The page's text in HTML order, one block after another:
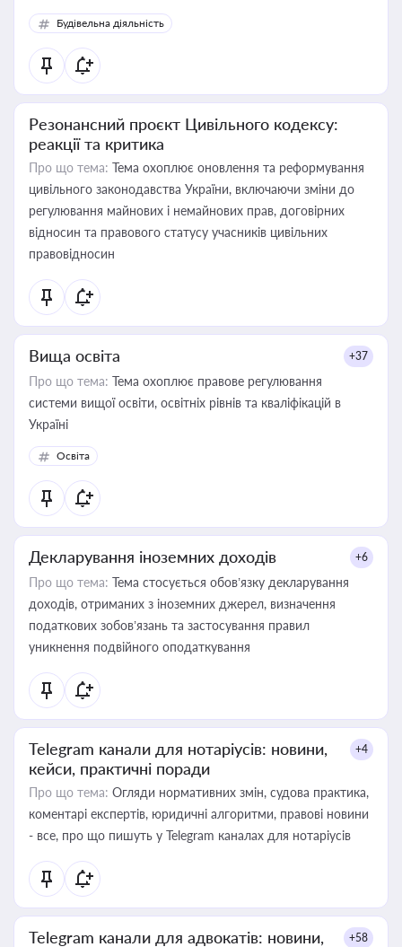
Будівельна діяльність
Резонансний проєкт Цивільного кодексу:
реакції та критика
Про що тема: Тема охоплює оновлення та реформування
цивільного законодавства України, включаючи зміни до
регулювання майнових і немайнових прав, договірних
відносин та правового статусу учасників цивільних
правовідносин
Вища освіта +37
Про що тема: Тема охоплює правове регулювання
системи вищої освіти, освітніх рівнів та кваліфікацій в
Україні
Освіта
Декларування іноземних доходів +6
Про що тема: Тема стосується обов’язку декларування
доходів, отриманих з іноземних джерел, визначення
податкових зобов’язань та застосування правил
уникнення подвійного оподаткування
Telegram канали для нотаріусів: новини,
кейси, практичні поради
+4
Про що тема: Огляди нормативних змін, судова практика,
коментарі експертів, юридичні алгоритми, правові новини
- все, про що пишуть у Telegram каналах для нотаріусів
Telegram канали для адвокатів: новини,
+58